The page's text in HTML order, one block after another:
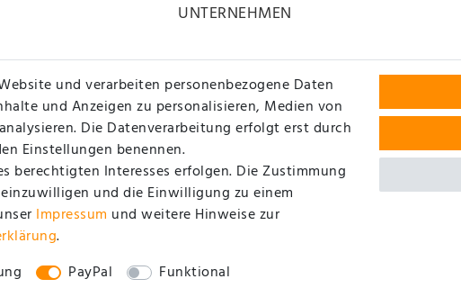
UNTERNEHMEN
Datenschutzerklärung
AGB / Kundeninformationen
Impressum
und verarbeiten personenbezogene Daten
und Anzeigen zu personalisieren, Medien von
Die Datenverarbeitung erfolgt erst durch
Einstellungen benennen.
berechtigten Interesses erfolgen. Die Zustimmung
und die Einwilligung zu einem
Impressum und weitere Hinweise zur
.
PayPal
Funktional